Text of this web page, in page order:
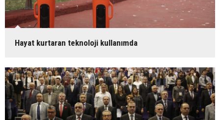
Sanmar’ın 137 römorkörü dünyanın dört bir yanında